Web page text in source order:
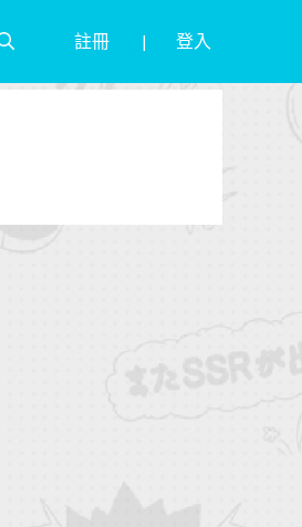
註冊 登入